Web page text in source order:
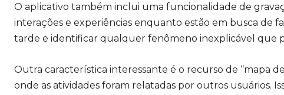
O aplicativo também inclui uma funcionalidade de
interações e experiências enquanto estão em busca de
tarde e identificar qualquer fenômeno inexplicável que
Outra característica interessante é o recurso de “mapa
onde as atividades foram relatadas por outros usuários.